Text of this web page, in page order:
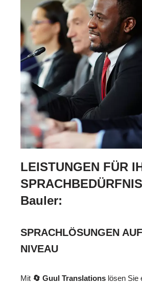
LEISTUNGEN FÜR
Bauler:
SPRACHLÖSUNGEN
NIVEAU
Mit 🔄 Guul Translations lösen Sie